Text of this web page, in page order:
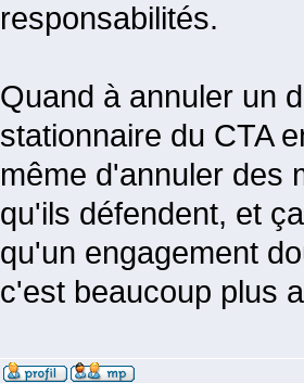
responsabilités.
Quand à annuler un
stationnaire du CTA
même d'annuler des
qu'ils défendent, et
qu'un engagement
c'est beaucoup plus